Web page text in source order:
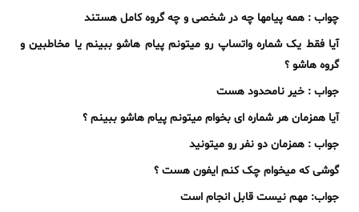
چواب : همه پیامها چه در شخصی و چه گروه کامل هستند
آیا فقط یک شماره واتساپ رو میتونم پیام هاشو ببینم یا مخاطبین و
گروه هاشو ؟
جواب : خیر نامحدود هست
آیا همزمان هر شماره ای بخوام میتونم پیام هاشو ببینم ؟
جواب : همزمان دو نفر رو میتونید
گوشی که میخوام چک کنم ایفون هست ؟
جواب: مهم نیست قابل انجام است